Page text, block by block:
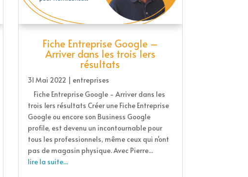
Fiche Entreprise Google –
Arriver dans les trois 1ers
résultats
31 Mai 2022 | entreprises
Fiche Entreprise Google - Arriver dans les
trois 1ers résultats Créer une Fiche Entreprise
Google ou encore son Business Google
profile, est devenu un incontournable pour
tous les professionnels, même ceux qui n'ont
pas de magasin physique. Avec Pierre...
lire la suite...